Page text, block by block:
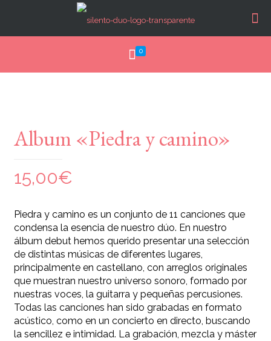
0
Album «Piedra y camino»
15,00€
Piedra y camino es un conjunto de 11 canciones que
condensa la esencia de nuestro dúo. En nuestro
álbum debut hemos querido presentar una selección
de distintas músicas de diferentes lugares,
principalmente en castellano, con arreglos originales
que muestran nuestro universo sonoro, formado por
nuestras voces, la guitarra y pequeñas percusiones.
Todas las canciones han sido grabadas en formato
acústico, como en un concierto en directo, buscando
la sencillez e intimidad. La grabación, mezcla y máster